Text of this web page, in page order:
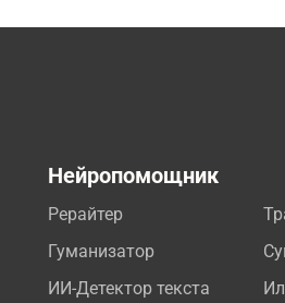
Нейропомощник
Рерайтер
Гуманизатор
ИИ-Детектор текста